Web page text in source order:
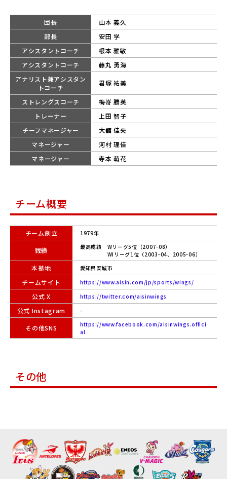
団長
山本 義久
部長
安田 学
アシスタントコーチ
根本 雅敏
アシスタントコーチ
藤丸 勇海
アナリスト兼アシスタン
トコーチ
君塚 祐美
ストレングスコーチ
梅嵜 勝英
トレーナー
上田 智子
チーフマネージャー
大舘 佳央
マネージャー
河村 理佳
マネージャー
寺本 萌花
チーム概要
チーム創立 1979年
戦績
最高成績 Wリーグ5位（2007-08）
WIリーグ1位（2003-04、2005-06）
本拠地 愛知県安城市
チームサイト https://www.aisin.com/jp/sports/wings/
公式 X https://twitter.com/aisinwings
公式 Instagram -
その他SNS
https://www.facebook.com/aisinwings.offici
al
その他